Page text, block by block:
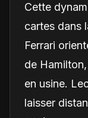
Cette
cartes dans
Ferrari
de
en usine.
laisser